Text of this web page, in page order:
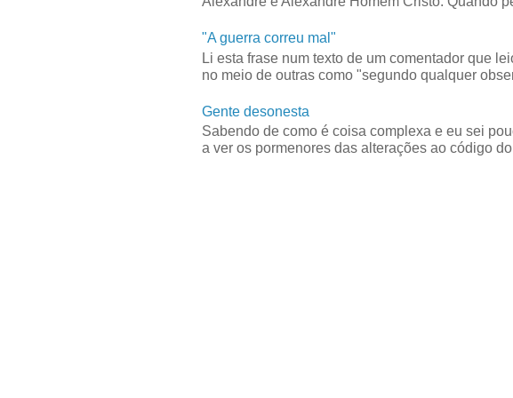
"A guerra correu mal"
Li esta frase num texto de um comentador que
no meio de outras como "segundo qualquer
Gente desonesta
Sabendo de como é coisa complexa e eu sei
a ver os pormenores das alterações ao código